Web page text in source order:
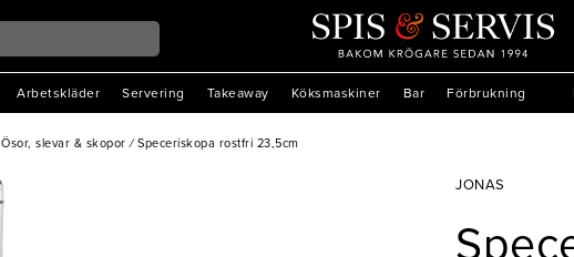
Arbetskläder Servering Takeaway Köksmaskiner Bar Förbrukning
Ösor, slevar & skopor / Speceriskopa rostfri 23,5cm
JONAS